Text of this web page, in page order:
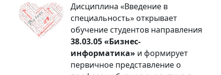
Дисциплина «Введение в
специальность» открывает
обучение студентов направления
38.03.05 «Бизнес-
информатика» и формирует
первичное представление о